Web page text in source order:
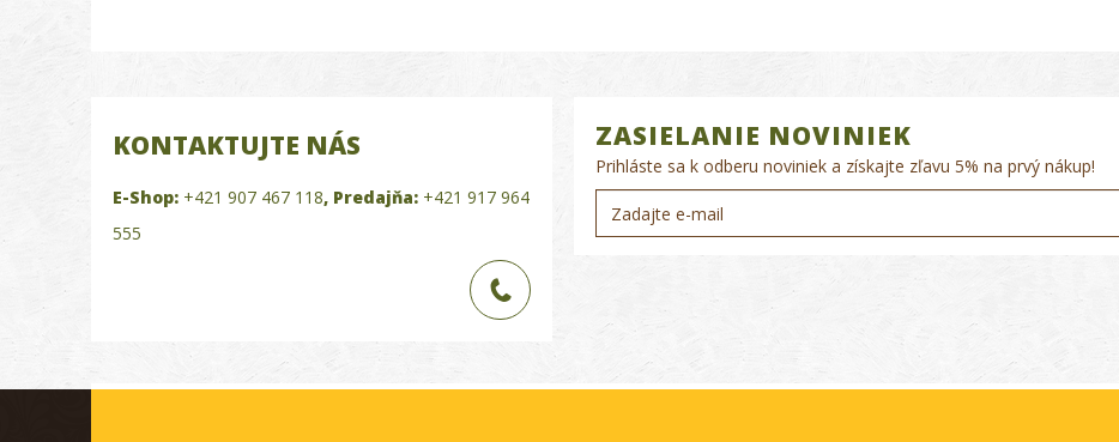
KONTAKTUJTE NÁS
E-Shop: +421 907 467 118, Predajňa: +421 917 964
555
ZASIELANIE NOVINIEK
Prihláste sa k odberu noviniek a získajte zľavu 5% na prvý nákup!